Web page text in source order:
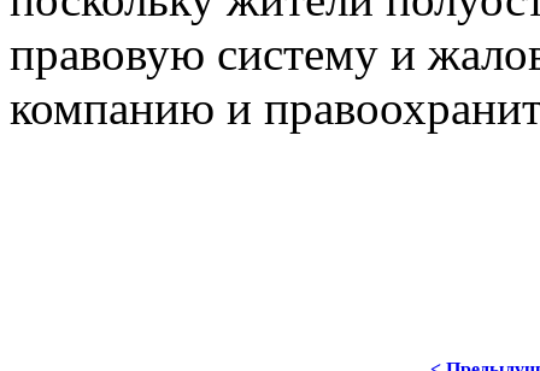
правовую систему и
компанию и